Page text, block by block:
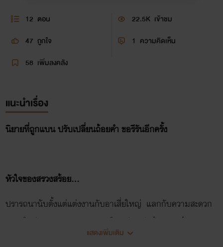
12 ตอน 22.5K เข้าชม
47 ถูกใจ 1 ความคิดเห็น
58 เพิ่มลงคลัง
แนะนำเรื่อง
นิยายที่ถูกแบน ปรับเปลี่ยนถ้อยคำ ขอรีรันอีกครั้ง
หัวใจของสรวงสร้อย...
ปรารถนานับตั้งแต่แต่งงานกับอาเสี่ยใหญ่ แลกกับความสะดวก
สบายในชีวิต เขาอาจจะอายุมากไปหน่อย หัวล้าน พุงย้อย และ
สบถเหี้ยแบบเคยตัว ทว่ายามนั้นคงไม่เป็นปัญหาสำหรับสรวง
แสดงเพิ่มเติม